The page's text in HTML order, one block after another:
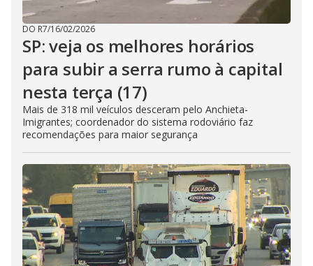
DO R7/16/02/2026
SP: veja os melhores horários
para subir a serra rumo à capital
nesta terça (17)
Mais de 318 mil veículos desceram pelo Anchieta-
Imigrantes; coordenador do sistema rodoviário faz
recomendações para maior segurança